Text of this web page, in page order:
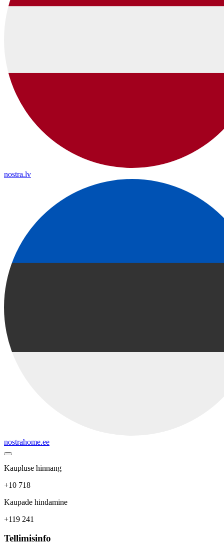
nostra.lv
nostrahome.ee
Kaupluse hinnang
+10 718
Kaupade hindamine
+119 241
Tellimisinfo